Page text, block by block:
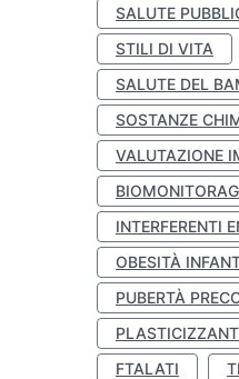
SALUTE
STILI DI VITA
SALUTE DEL
SOSTANZE
VALUTAZIONE
INTERFERENTI
OBESITÀ
PUBERTÀ
FTALATI